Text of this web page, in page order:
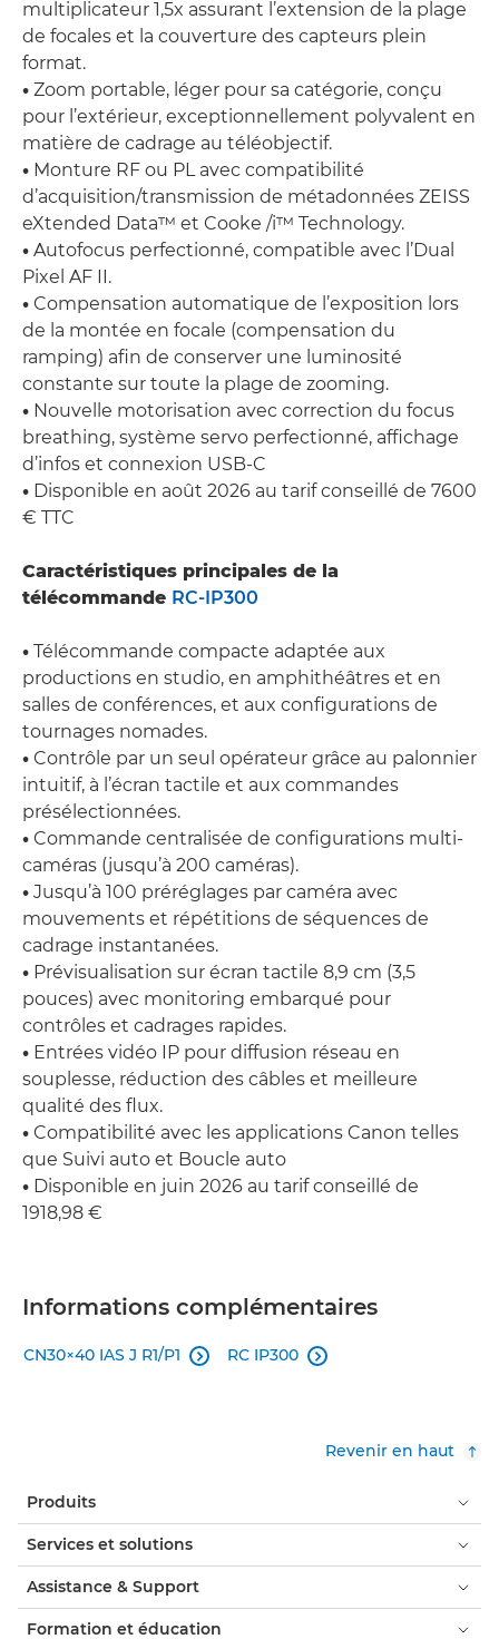
multiplicateur 1,5x assurant l’extension de la plage
de focales et la couverture des capteurs plein
format.
• Zoom portable, léger pour sa catégorie, conçu
pour l’extérieur, exceptionnellement polyvalent en
matière de cadrage au téléobjectif.
• Monture RF ou PL avec compatibilité
d’acquisition/transmission de métadonnées ZEISS
eXtended Data™ et Cooke /i™ Technology.
• Autofocus perfectionné, compatible avec l’Dual
Pixel AF II.
• Compensation automatique de l’exposition lors
de la montée en focale (compensation du
ramping) afin de conserver une luminosité
constante sur toute la plage de zooming.
• Nouvelle motorisation avec correction du focus
breathing, système servo perfectionné, affichage
d’infos et connexion USB-C
• Disponible en août 2026 au tarif conseillé de 7600
€ TTC
Caractéristiques principales de la
télécommande RC‑IP300
• Télécommande compacte adaptée aux
productions en studio, en amphithéâtres et en
salles de conférences, et aux configurations de
tournages nomades.
• Contrôle par un seul opérateur grâce au palonnier
intuitif, à l’écran tactile et aux commandes
présélectionnées.
• Commande centralisée de configurations multi-
caméras (jusqu’à 200 caméras).
• Jusqu’à 100 préréglages par caméra avec
mouvements et répétitions de séquences de
cadrage instantanées.
• Prévisualisation sur écran tactile 8,9 cm (3,5
pouces) avec monitoring embarqué pour
contrôles et cadrages rapides.
• Entrées vidéo IP pour diffusion réseau en
souplesse, réduction des câbles et meilleure
qualité des flux.
• Compatibilité avec les applications Canon telles
que Suivi auto et Boucle auto
• Disponible en juin 2026 au tarif conseillé de
1918,98 €
Informations complémentaires
CN30×40 IAS J R1/P1  RC IP300 
Revenir en haut
Produits
Services et solutions
Assistance & Support
Formation et éducation